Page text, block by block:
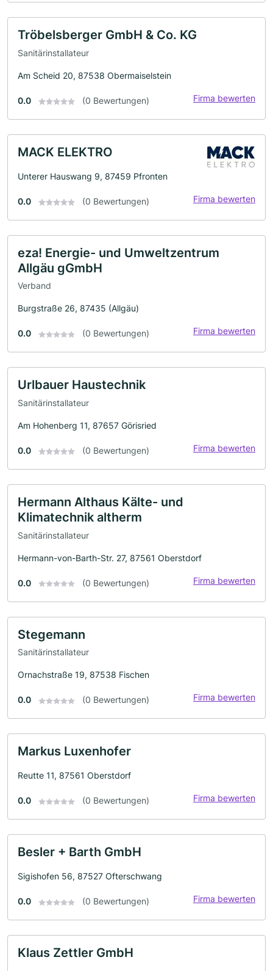
Tröbelsberger GmbH & Co. KG
Sanitärinstallateur
Am Scheid 20, 87538 Obermaiselstein
0.0 (0 Bewertungen) Firma bewerten
MACK ELEKTRO
Unterer Hauswang 9, 87459 Pfronten
0.0 (0 Bewertungen) Firma bewerten
eza! Energie- und Umweltzentrum
Allgäu gGmbH
Verband
Burgstraße 26, 87435 (Allgäu)
0.0 (0 Bewertungen) Firma bewerten
Urlbauer Haustechnik
Sanitärinstallateur
Am Hohenberg 11, 87657 Görisried
0.0 (0 Bewertungen) Firma bewerten
Hermann Althaus Kälte- und
Klimatechnik altherm
Sanitärinstallateur
Hermann-von-Barth-Str. 27, 87561 Oberstdorf
0.0 (0 Bewertungen) Firma bewerten
Stegemann
Sanitärinstallateur
Ornachstraße 19, 87538 Fischen
0.0 (0 Bewertungen) Firma bewerten
Markus Luxenhofer
Reutte 11, 87561 Oberstdorf
0.0 (0 Bewertungen) Firma bewerten
Besler + Barth GmbH
Sigishofen 56, 87527 Ofterschwang
0.0 (0 Bewertungen) Firma bewerten
Klaus Zettler GmbH